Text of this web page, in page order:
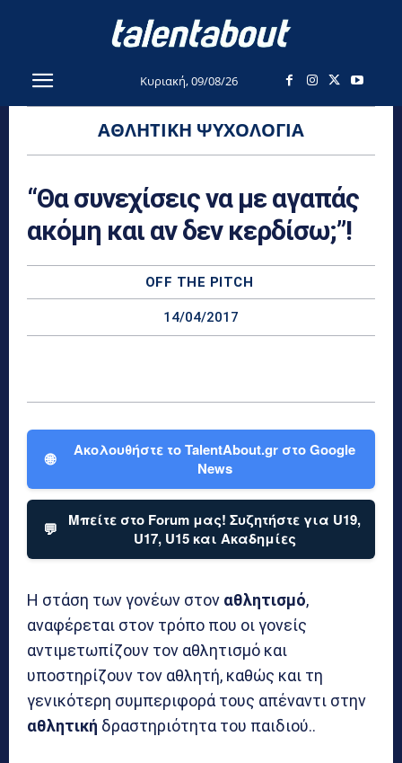
Κυριακή, 09/08/26
ΑΘΛΗΤΙΚΉ ΨΥΧΟΛΟΓΊΑ
“Θα συνεχίσεις να με αγαπάς
ακόμη και αν δεν κερδίσω;”!
OFF THE PITCH
14/04/2017
🌐
Ακολουθήστε το TalentAbout.gr στο Google
News
💬
Μπείτε στο Forum μας! Συζητήστε για U19,
U17, U15 και Ακαδημίες
Η στάση των γονέων στον αθλητισμό,
αναφέρεται στον τρόπο που οι γονείς
αντιμετωπίζουν τον αθλητισμό και
υποστηρίζουν τον αθλητή, καθώς και τη
γενικότερη συμπεριφορά τους απέναντι στην
αθλητική δραστηριότητα του παιδιού..